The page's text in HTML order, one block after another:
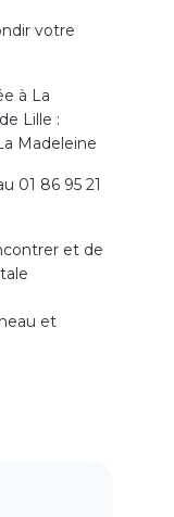
votre
à La
Lille :
Madeleine
01 86 95 21
et de
et